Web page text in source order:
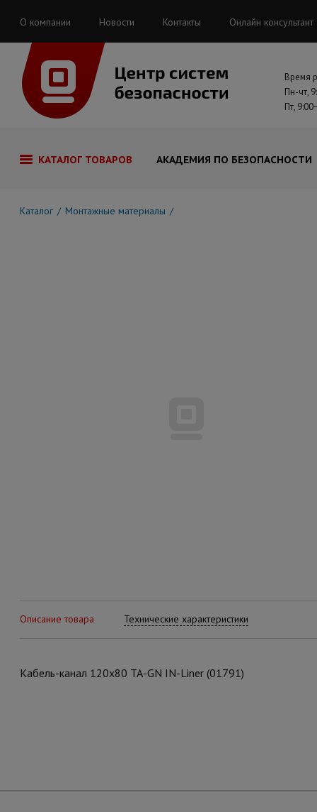
О компании Новости Контакты Онлайн консультант
Время
Пн-чт,
Пт,
КАТАЛОГ ТОВАРОВ АКАДЕМИЯ ПО БЕЗОПАСНОСТИ
Каталог Монтажные материалы
Описание товара Технические характеристики
Кабель-канал 120х80 ТА-GN IN-Liner (01791)